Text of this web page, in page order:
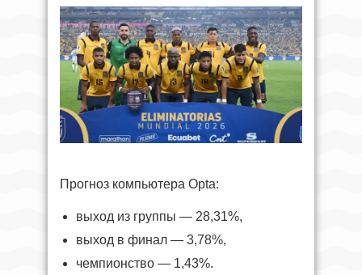
Прогноз компьютера Opta:
выход из группы — 28,31%,
выход в финал — 3,78%,
чемпионство — 1,43%.